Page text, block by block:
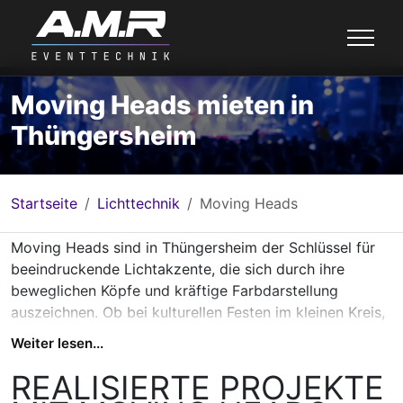
Moving Heads mieten in
Thüngersheim
Startseite Lichttechnik Moving Heads
Moving Heads sind in Thüngersheim der Schlüssel für
beeindruckende Lichtakzente, die sich durch ihre
beweglichen Köpfe und kräftige Farbdarstellung
auszeichnen. Ob bei kulturellen Festen im kleinen Kreis,
privaten Feiern auf dem Land oder
unserer Spot-, Beam- und Wash-Modelle ermöglicht es,
ganz individuelle Lichtstimmungen zu erzeugen. Die
Weiter lesen...
REALISIERTE PROJEKTE